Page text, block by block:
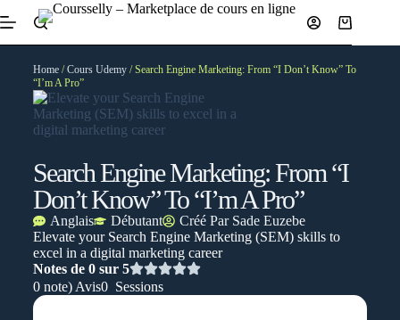
Home/Cours Udemy/ Search Engine Marketing: From “I Don’t Know” To
“I’m A Pro”
Search Engine Marketing: From “I
Don’t Know” To “I’m A Pro”
Anglais Débutant Créé Par Sade Euzebe
​Elevate your Search Engine Marketing (SEM) skills to
excel in a digital marketing career
Notes de 0 sur 5
0 note) Avis0 Sessions